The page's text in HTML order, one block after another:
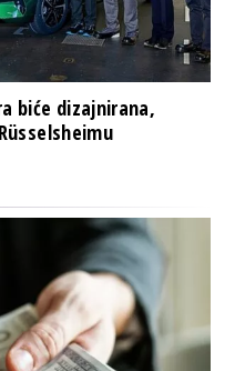
biće dizajnirana,